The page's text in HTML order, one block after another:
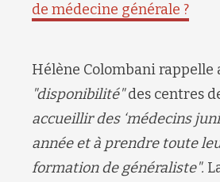
de médecine générale ?
Hélène Colombani rappelle
"disponibilité"des centres
accueillir des ‘médecins
année et à prendre toute
formation de généraliste".